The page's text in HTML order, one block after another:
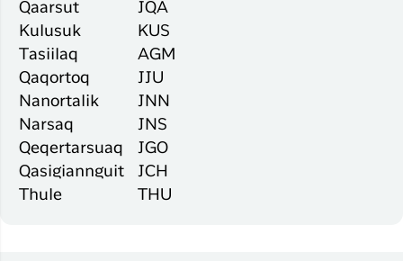
Qaarsut
JQA
Kulusuk
KUS
Tasiilaq
AGM
Qaqortoq
JJU
Nanortalik
JNN
Narsaq
JNS
Qeqertarsuaq
JGO
Qasigiannguit
JCH
Thule
THU